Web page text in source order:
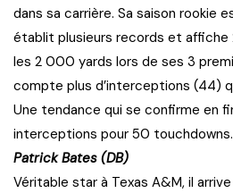
dans sa carrière. Sa saison rookie
établit plusieurs records et affiche
les 2 000 yards lors de ses 3
compte plus d’interceptions (44)
Une tendance qui se confirme en
interceptions pour 50 touchdowns.
PatrickBates (DB)
Véritable star à Texas A&M, il